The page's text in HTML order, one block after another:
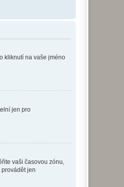
kliknutí na vaše jméno
jen pro
vaši časovou zónu,
jen